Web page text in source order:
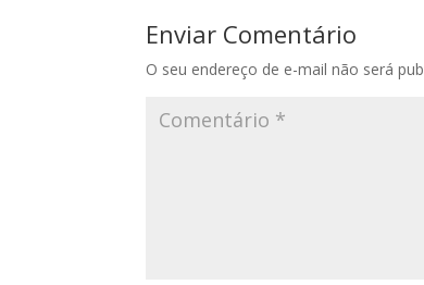
Enviar Comentário
O seu endereço de e-mail não será